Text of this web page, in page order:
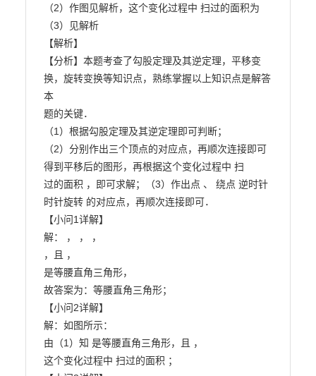
（2）作图见解析，这个变化过程中 扫过的面积为
（3）见解析
【解析】
【分析】本题考查了勾股定理及其逆定理，平移变
换，旋转变换等知识点，熟练掌握以上知识点是解答
本
题的关键．
（1）根据勾股定理及其逆定理即可判断；
（2）分别作出三个顶点的对应点，再顺次连接即可
得到平移后的图形，再根据这个变化过程中 扫
过的面积 ，即可求解；（3）作出点 、 绕点 逆时针
时针旋转 的对应点，再顺次连接即可．
【小问1详解】
解： ， ， ，
，且 ，
是等腰直角三角形，
故答案为：等腰直角三角形；
【小问2详解】
解：如图所示：
由（1）知 是等腰直角三角形，且 ，
这个变化过程中 扫过的面积 ；